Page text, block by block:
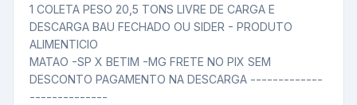
1 COLETA PESO 20,5 TONS LIVRE DE CARGA E
DESCARGA BAU FECHADO OU SIDER - PRODUTO
ALIMENTICIO
MATAO -SP X BETIM -MG FRETE NO PIX SEM
DESCONTO PAGAMENTO NA DESCARGA -------------
--------------